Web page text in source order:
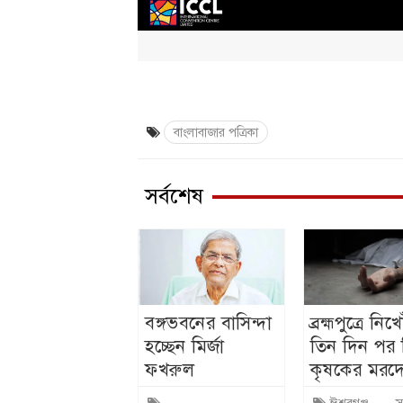
বাংলাবাজার পত্রিকা
সর্বশেষ
বঙ্গভবনের বাসিন্দা
হচ্ছেন মির্জা
ফখরুল
ব্রহ্মপুত্রে
তিন দিন পর
কৃষকের